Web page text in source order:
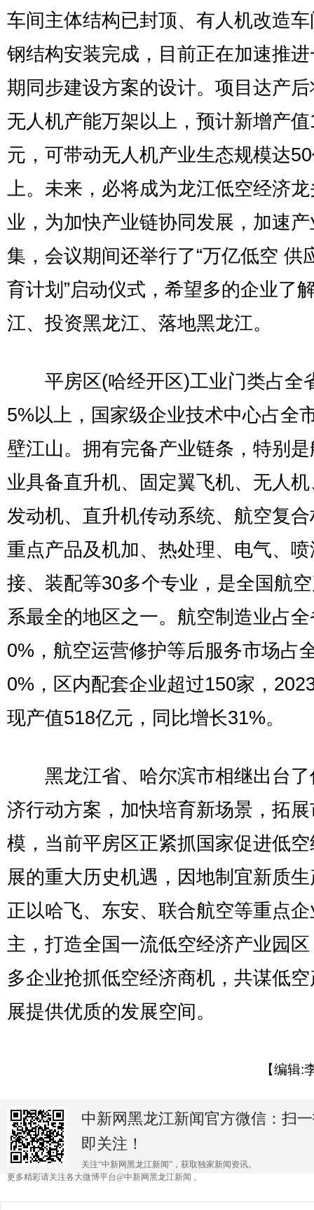
车间主体结构已封顶、有人机改造
钢结构安装完成，目前正在加速推
期同步建设方案的设计。项目达产
无人机产能万架以上，预计新增产
元，可带动无人机产业生态规模达
上。未来，必将成为龙江低空经济
业，为加快产业链协同发展，加速
集，会议期间还举行了“万亿低空 供
育计划”启动仪式，希望多的企业了
江、投资黑龙江、落地黑龙江。
平房区(哈经开区)工业门类占全
5%以上，国家级企业技术中心占全
壁江山。拥有完备产业链条，特别
业具备直升机、固定翼飞机、无人
发动机、直升机传动系统、航空复
重点产品及机加、热处理、电气、
接、装配等30多个专业，是全国航
系最全的地区之一。航空制造业占
0%，航空运营修护等后服务市场占
0%，区内配套企业超过150家，
现产值518亿元，同比增长31%。
黑龙江省、哈尔滨市相继出台了
济行动方案，加快培育新场景，拓
模，当前平房区正紧抓国家促进低
展的重大历史机遇，因地制宜新质
正以哈飞、东安、联合航空等重点
主，打造全国一流低空经济产业园
多企业抢抓低空经济商机，共谋低
展提供优质的发展空间。
【编辑:
中新网黑龙江新闻官方微信：扫
即关注！
关注“中新网黑龙江新闻”，获取独家新闻资讯。
更多精彩请关注各大微博平台@中新网黑龙江新闻 。